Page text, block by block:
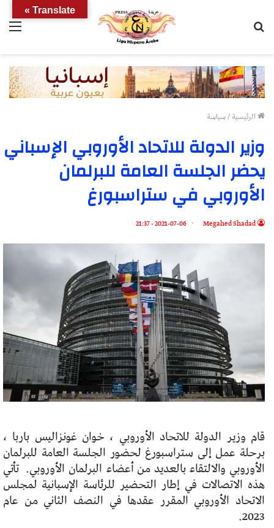
الرئيسية/سياسة
وزير الدولة للاتحاد الأوروبي الإسباني
يحضر الجلسة العامة للبرلمان
الأوروبي في ستراسبورغ
Megahed Shadad
2021-07-06 - 21:37
قام وزير الدولة للاتحاد الأوروبي ، خوان غونزاليس باربا ،
برحلة عمل إلى ستراسبورغ لحضور الجلسة العامة للبرلمان
الأوروبي والالتقاء بالعديد من أعضاء البرلمان الأوروبي. تأتي
هذه الاتصالات في إطار التحضير للرئاسة الإسبانية لمجلس
الاتحاد الأوروبي المقرر عقدها في النصف الثاني من عام
2023.
Translate »